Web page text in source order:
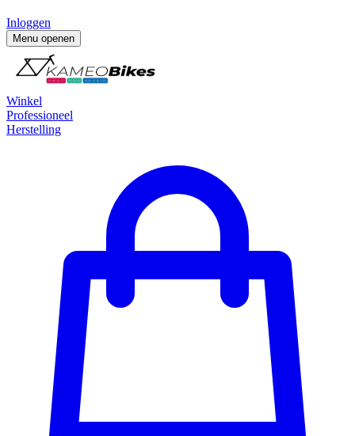
Inloggen
Menu openen
Winkel
Professioneel
Herstelling